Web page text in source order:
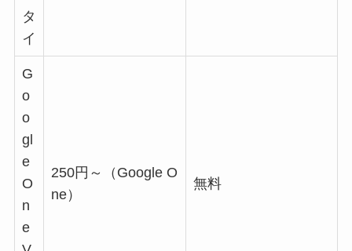
タ
イ
G
o
o
gl
e
O
n
e
250円～（Google O
ne）
無料